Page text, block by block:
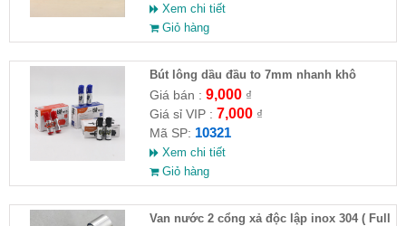
Xem chi tiết
Giỏ hàng
Bút lông dầu đầu to 7mm nhanh khô
Giá bán : 9,000₫
Giá sỉ VIP : 7,000₫
Mã SP: 10321
Xem chi tiết
Giỏ hàng
Van nước 2 cổng xả độc lập inox 304 ( Full